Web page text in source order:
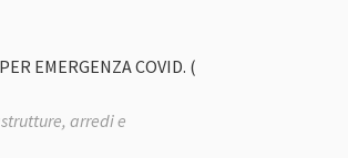
EMERGENZA COVID. (
arredi e